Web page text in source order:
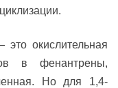
окислительная
в фенантрены,
Но для 1,4-